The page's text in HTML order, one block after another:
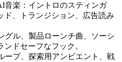
音楽：イントロのスティンガ
ド、トランジション、広告読み
グル、製品ローンチ曲、ソーシ
ドセーフなフック。
ープ、探索用アンビエント、戦